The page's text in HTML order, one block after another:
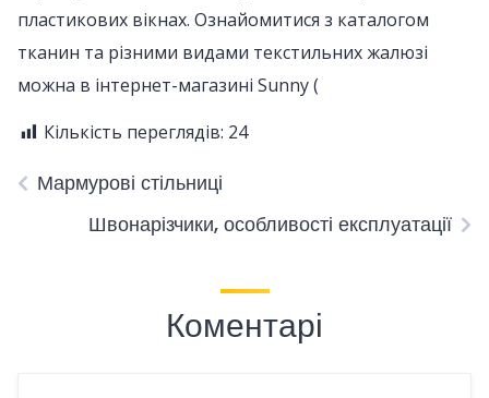
пластикових вікнах. Ознайомитися з каталогом
тканин та різними видами текстильних жалюзі
можна в інтернет-магазині Sunny (
Кількість переглядів: 24
Мармурові стільниці
Швонарізчики, особливості експлуатації
Коментарі